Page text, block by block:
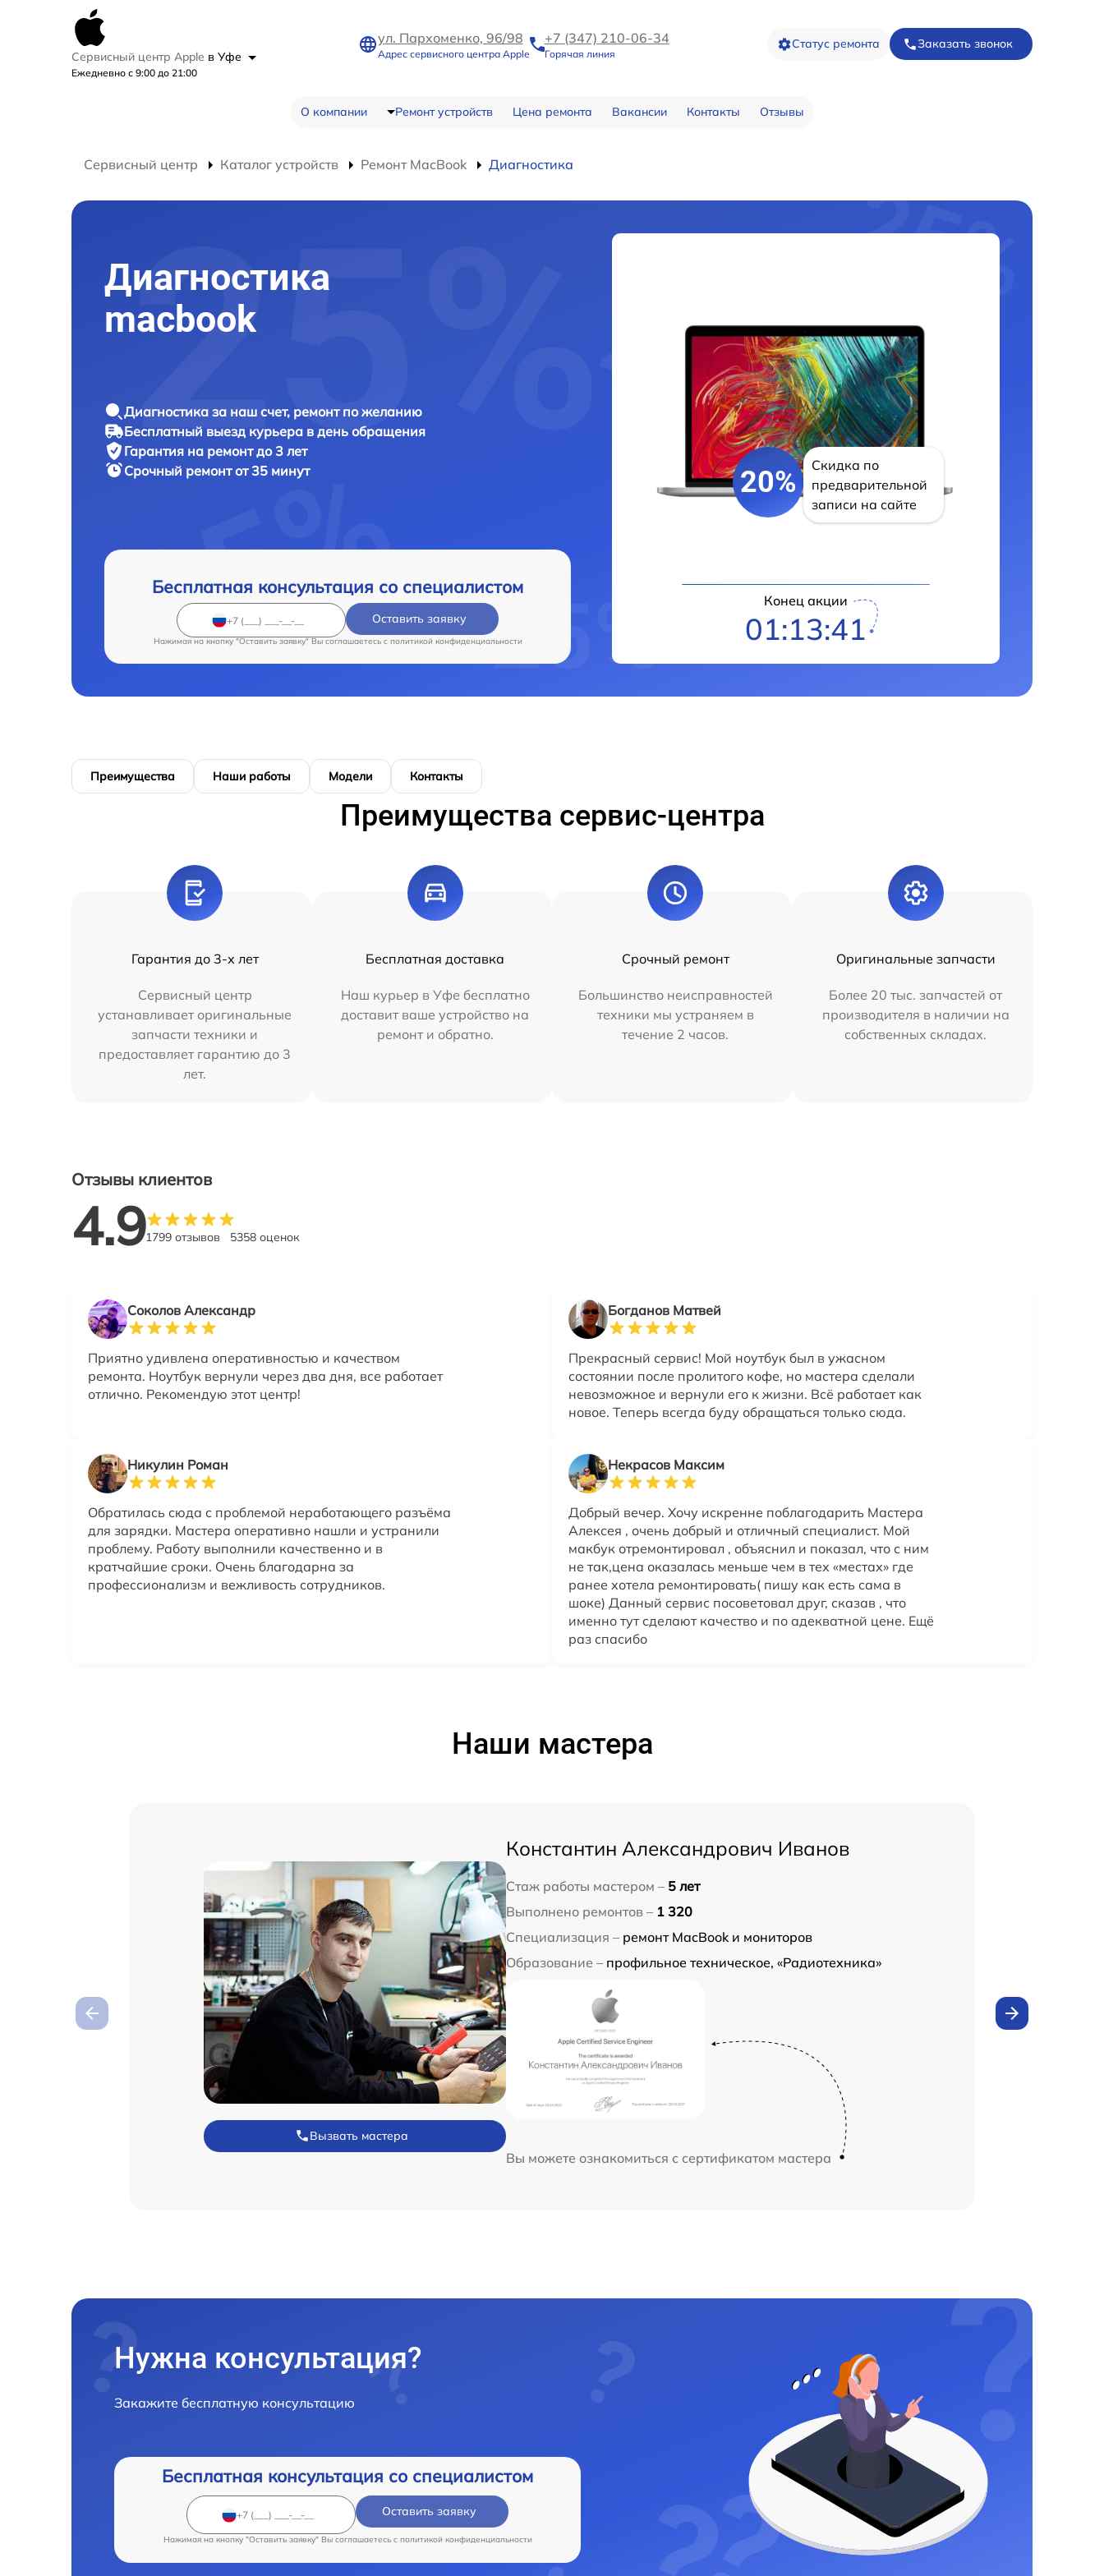
Сервисный центр Apple в Уфе
Ежедневно с 9:00 до 21:00
ул. Пархоменко, 96/98
Адрес сервисного центра Apple
+7 (347) 210-06-34
Горячая линия
Статус ремонта Заказать звонок
О компании Ремонт устройств Цена ремонта Вакансии Контакты Отзывы
Сервисный центр Каталог устройств Ремонт MacBook Диагностика
Диагностика
macbook
Диагностика за наш счет, ремонт по желанию
Бесплатный выезд курьера в день обращения
Гарантия на ремонт до 3 лет
Срочный ремонт от 35 минут
Бесплатная консультация со специалистом
Оставить заявку
Нажимая на кнопку "Оставить заявку" Вы соглашаетесь c политикой конфиденциальности
20%
Скидка по
предварительной
записи на сайте
Конец акции
01:13:40
Преимущества Наши работы Модели Контакты
Преимущества сервис-центра
Гарантия до 3-х лет
Сервисный центр
устанавливает оригинальные
запчасти техники и
предоставляет гарантию до 3
лет.
Бесплатная доставка
Наш курьер в Уфе бесплатно
доставит ваше устройство на
ремонт и обратно.
Срочный ремонт
Большинство неисправностей
техники мы устраняем в
течение 2 часов.
Оригинальные запчасти
Более 20 тыс. запчастей от
производителя в наличии на
собственных складах.
Отзывы клиентов
4.91799 отзывов 5358 оценок
Соколов Александр
Приятно удивлена оперативностью и качеством
ремонта. Ноутбук вернули через два дня, все работает
отлично. Рекомендую этот центр!
Богданов Матвей
Прекрасный сервис! Мой ноутбук был в ужасном
состоянии после пролитого кофе, но мастера сделали
невозможное и вернули его к жизни. Всё работает как
новое. Теперь всегда буду обращаться только сюда.
Никулин Роман
Обратилась сюда с проблемой неработающего разъёма
для зарядки. Мастера оперативно нашли и устранили
проблему. Работу выполнили качественно и в
кратчайшие сроки. Очень благодарна за
профессионализм и вежливость сотрудников.
Некрасов Максим
Добрый вечер. Хочу искренне поблагодарить Мастера
Алексея , очень добрый и отличный специалист. Мой
макбук отремонтировал , объяснил и показал, что с ним
не так,цена оказалась меньше чем в тех «местах» где
ранее хотела ремонтировать( пишу как есть сама в
шоке) Данный сервис посоветовал друг, сказав , что
именно тут сделают качество и по адекватной цене. Ещё
раз спасибо
Наши мастера
Вызвать мастера
Константин Александрович Иванов
Стаж работы мастером – 5 лет
Выполнено ремонтов – 1 320
Специализация – ремонт MacBook и мониторов
Образование – профильное техническое, «Радиотехника»
Вы можете ознакомиться с сертификатом мастера
Нужна консультация?
Закажите бесплатную консультацию
Бесплатная консультация со специалистом
Оставить заявку
Нажимая на кнопку "Оставить заявку" Вы соглашаетесь c политикой конфиденциальности